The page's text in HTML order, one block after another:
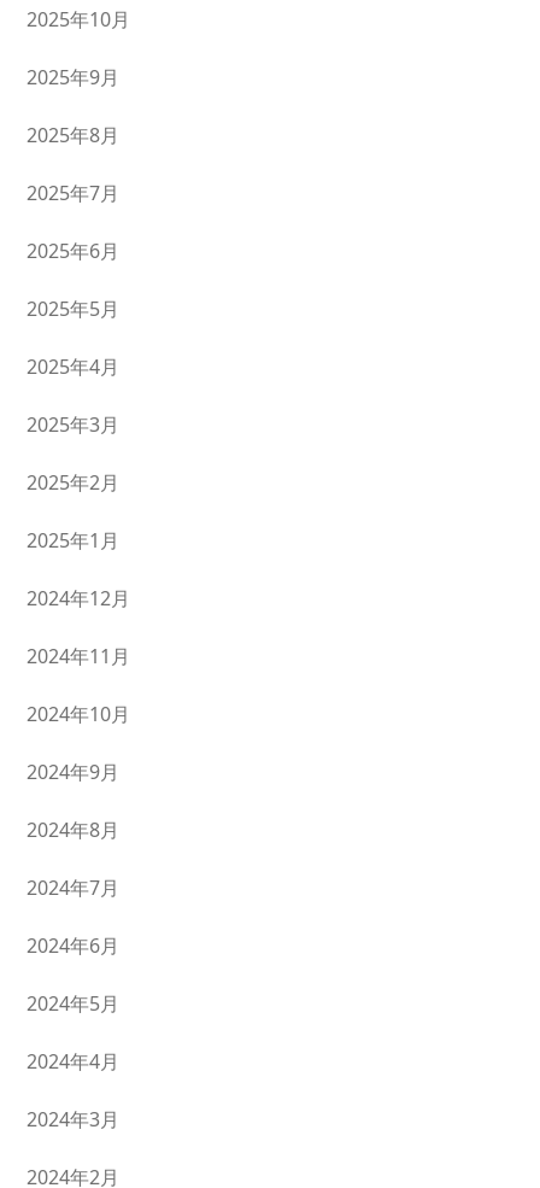
2025年10月
2025年9月
2025年8月
2025年7月
2025年6月
2025年5月
2025年4月
2025年3月
2025年2月
2025年1月
2024年12月
2024年11月
2024年10月
2024年9月
2024年8月
2024年7月
2024年6月
2024年5月
2024年4月
2024年3月
2024年2月